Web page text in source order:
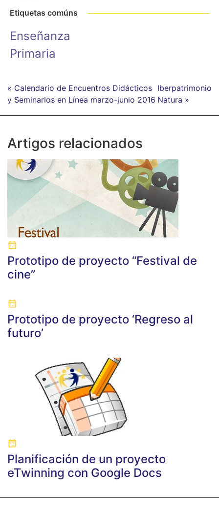
Etiquetas comúns
Enseñanza
Primaria
« Calendario de Encuentros Didácticos
y Seminarios en Línea marzo-junio 2016
Iberpatrimonio
Natura »
Artigos relacionados
Prototipo de proyecto “Festival de
cine”
Prototipo de proyecto ‘Regreso al
futuro’
Planificación de un proyecto
eTwinning con Google Docs